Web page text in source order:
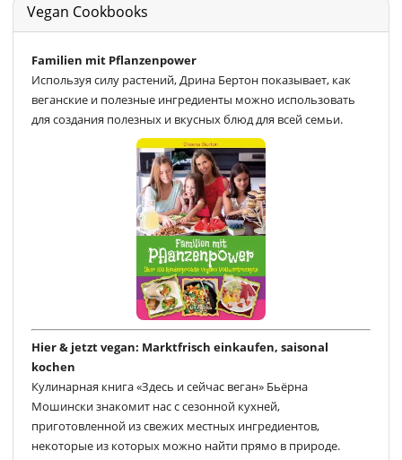
Vegan Cookbooks
Familien mit Pflanzenpower
Используя силу растений, Дрина Бертон показывает, как
веганские и полезные ингредиенты можно использовать
для создания полезных и вкусных блюд для всей семьи.
Hier & jetzt vegan: Marktfrisch einkaufen, saisonal
kochen
Кулинарная книга «Здесь и сейчас веган» Бьёрна
Мошински знакомит нас с сезонной кухней,
приготовленной из свежих местных ингредиентов,
некоторые из которых можно найти прямо в природе.